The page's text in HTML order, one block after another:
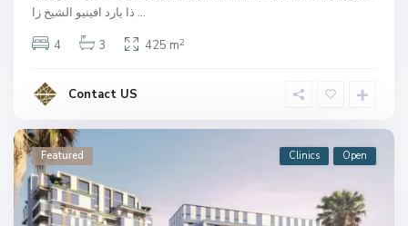
...
4
3 425 m2
Contact US
Featured Clinics Open